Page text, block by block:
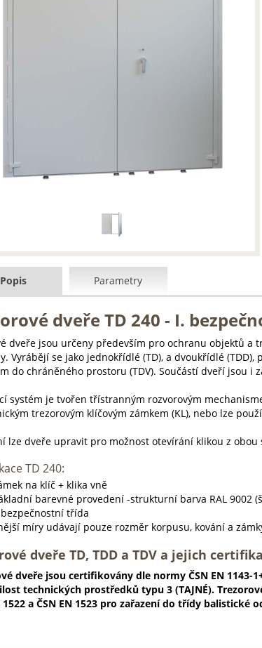
Popis Parametry
dveře TD 240 - I.
dveře jsou určeny především pro ochranu objektů a
Vyrábějí se jako jednokřídlé (TD), a dvoukřídlé
do chráněného prostoru (TDV). Součástí dveří jsou
systém je tvořen třístranným rozvorovým
trezorovým klíčovým zámkem (KL), nebo lze
lze dveře upravit pro možnost otevírání klikou z
TD 240:
na klíč + klika vně
barevné provedení -strukturní barva RAL 9002
třída
míry udávají pouze rozměr korpusu, kování a
dveře TD, TDD a TDV a jejich
dveře jsou certifikovány dle normy ČSN EN
technických prostředků typu 3 (TAJNÉ).
1522 a ČSN EN 1523 pro zařazení do třídy balistické